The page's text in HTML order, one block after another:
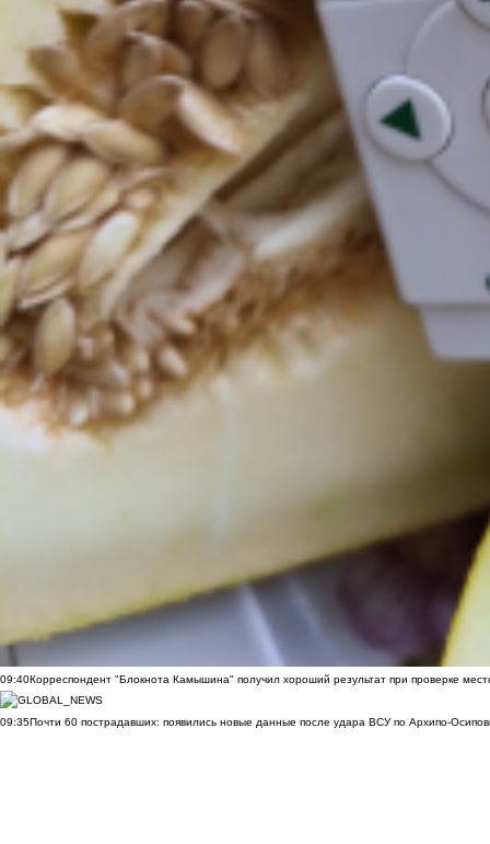
09:40Корреспондент "Блокнота Камышина" получил хороший результат при проверке
09:35Почти 60 пострадавших: появились новые данные после удара ВСУ по Архипо-